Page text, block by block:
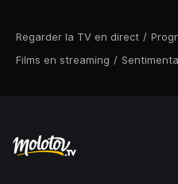
Regarder la TV en direct /
Films en streaming /